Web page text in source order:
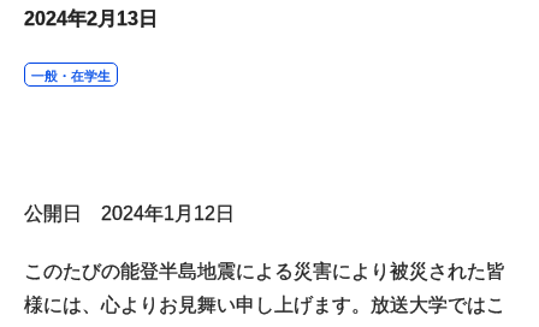
2024年2月13日
一般・在学生
公開日 2024年1月12日
このたびの能登半島地震による災害により被災された皆
様には、心よりお見舞い申し上げます。放送大学ではこ